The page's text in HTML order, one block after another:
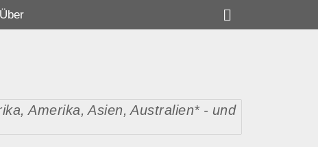
Amerika, Asien, Australien* - und
Über